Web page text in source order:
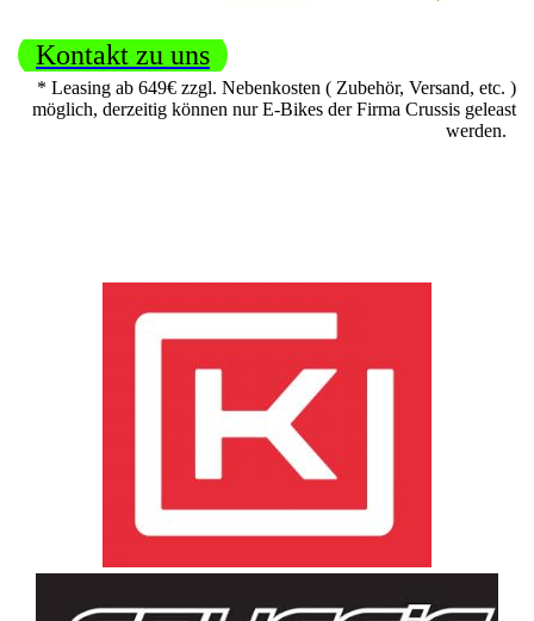
Kontakt zu uns
* Leasing ab 649€ zzgl. Nebenkosten ( Zubehör, Versand, etc. )
möglich, derzeitig können nur E-Bikes der Firma Crussis geleast
werden.